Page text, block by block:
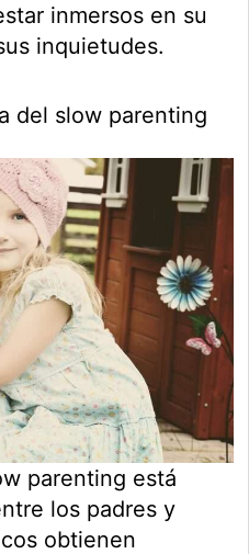
inmersos en su
inquietudes.
del slow parenting
parenting está
los padres y
obtienen